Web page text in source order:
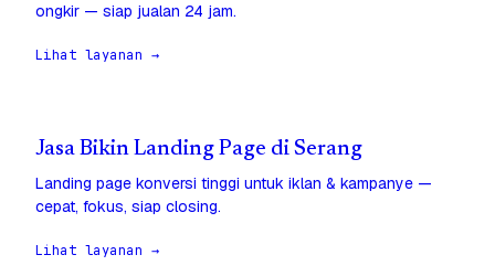
ongkir — siap jualan 24 jam.
Lihat layanan →
Jasa Bikin Landing Page di Serang
Landing page konversi tinggi untuk iklan & kampanye —
cepat, fokus, siap closing.
Lihat layanan →